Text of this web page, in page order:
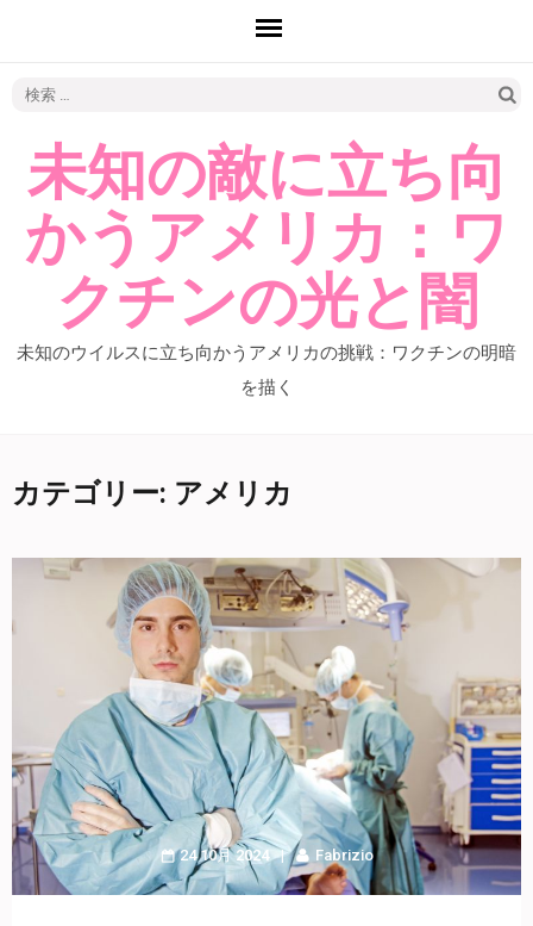
索:
未知の敵に立ち向
かうアメリカ：ワ
クチンの光と闇
未知のウイルスに立ち向かうアメリカの挑戦：ワクチンの明暗
を描く
カテゴリー: アメリカ
24 10月 2024 Fabrizio